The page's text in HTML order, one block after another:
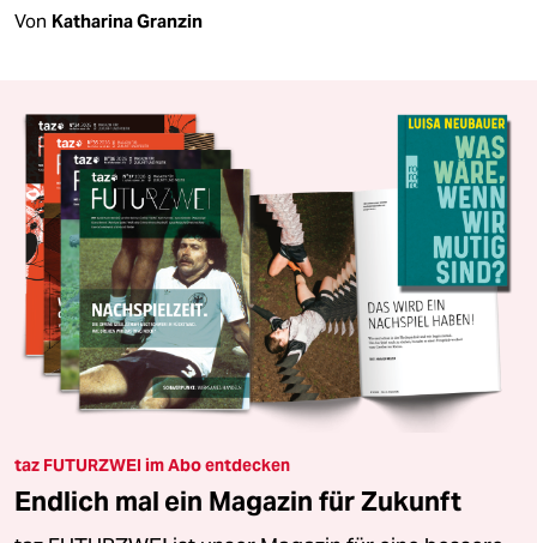
Von Katharina Granzin
taz FUTURZWEI im Abo entdecken
Endlich mal ein Magazin für Zukunft